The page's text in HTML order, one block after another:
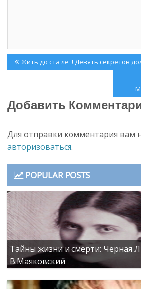
Навигация
по
Previous
Post:
Жить до ста лет! Девять секретов
Добавить
Для отправки комментария вам
авторизоваться.
POPULAR POSTS
Тайны жизни и смерти: Чёрная
В.Маяковский